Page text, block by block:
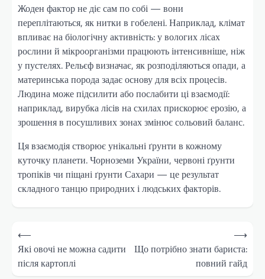
Жоден фактор не діє сам по собі — вони
переплітаються, як нитки в гобелені. Наприклад, клімат
впливає на біологічну активність: у вологих лісах
рослини й мікроорганізми працюють інтенсивніше, ніж
у пустелях. Рельєф визначає, як розподіляються опади, а
материнська порода задає основу для всіх процесів.
Людина може підсилити або послабити ці взаємодії:
наприклад, вирубка лісів на схилах прискорює ерозію, а
зрошення в посушливих зонах змінює сольовий баланс.
Ця взаємодія створює унікальні ґрунти в кожному
куточку планети. Чорноземи України, червоні ґрунти
тропіків чи піщані ґрунти Сахари — це результат
складного танцю природних і людських факторів.
Навігація
записів
⟵
Які овочі не можна садити
після картоплі
Що потрібно знати бариста:
повний гайд
⟶